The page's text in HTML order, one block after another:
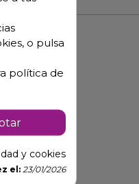
o pulsa
política de
y cookies
el: 23/01/2026